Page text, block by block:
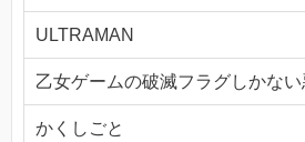
ULTRAMAN
乙女ゲームの破滅フラグしかな
かくしごと